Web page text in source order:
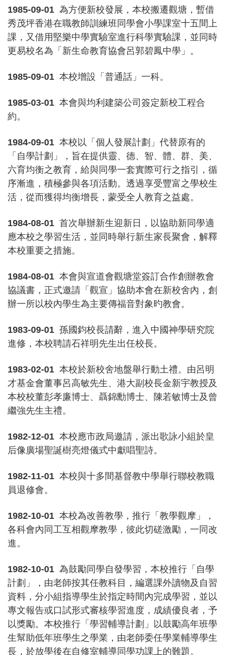
1985-09-01 為方便新校發展，本校搬遷觀塘，暫借
秀茂坪香港在職教師訓練班同學會小學課室十五間上
課，又借用堅樂中學實驗室進行科學實驗課，並同時
更易校名為「新生命教育協會呂郭碧鳳中學」。
1985-09-01 本校增設「普通話」一科。
1985-03-01 本會與均利建築公司簽定新校工程合
約。
1984-09-01 本校以「個人發展計劃」代替原有的
「自學計劃」，旨在提供靈、德、智、體、群、美、
六育均衡之教育，給與同學一套實際可行之指引，循
序漸進，積極參與各項活動。透過享受豐富之學校生
活，從而獲得均衡增長，蒙受全人教育之益處。
1984-08-01 首次舉辦新生迎新日，以協助新同學適
應本校之學習生活，並同時舉行新生家長聚會，解釋
本校重要之措施。
1984-08-01 本會與宣道會觀塘堂簽訂合作創辦教會
協議書，正式邀請「觀宣」協助本會在新校舍內，創
辦一所以校內學生為主要傳福音對象旳教會。
1983-09-01 孫國鈞校長請辭，進入中國神學研究院
進修，本校聘請石祥明先生出任校長。
1983-02-01 本校於新校舍地盤舉行動土禮。由呂明
才基金會董事呂高敏先生、港大副校長金新宇教授及
本校校董彭孝廉博士、聶錦勳博士、陳若敏博士及曾
繼強先生主禮。
1982-12-01 本校應市政局邀請，派出歌詠小組於皇
后像廣場聖誕樹亮燈儀式中獻唱聖詩。
1982-11-01 本校與十多間基督教中學舉行聯校教職
員退修會。
1982-10-01 本校為改善教學，推行「教學觀摩」，
各科會內同工互相觀摩教學，彼此切磋激勵，一同改
進。
1982-10-01 為鼓勵同學自發學習，本校推行「自學
計劃」，由老師按其任教科目，編選課外讀物及自習
資料，分小組指導學生於指定時間內完成學習，並以
專文報告或口試形式審核學習進度，成績優良者，予
以獎勵。本校推行「學習輔導計劃」以鼓勵高年班學
生幫助低年班學生之學業，由老師委任學業輔導學生
長，於放學後在自修室輔導同學功課上的難題。